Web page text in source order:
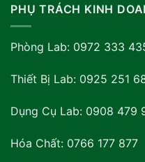
PHỤ TRÁCH KINH
Phòng Lab: 0972 333
Thiết Bị Lab: 0925 251
Dụng Cụ Lab: 0908 479
Hóa Chất: 0766 177 877